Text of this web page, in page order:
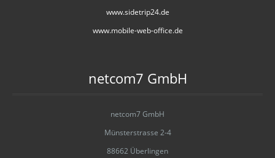
www.sidetrip24.de
www.mobile-web-office.de
netcom7 GmbH
netcom7 GmbH
Münsterstrasse 2-4
88662 Überlingen